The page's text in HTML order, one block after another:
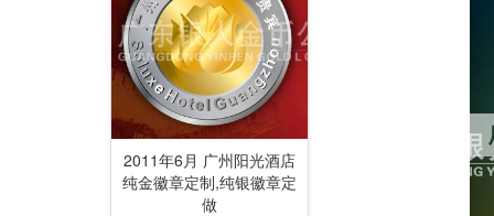
2011年6月 广州阳光酒店
纯金徽章定制,纯银徽章定
做